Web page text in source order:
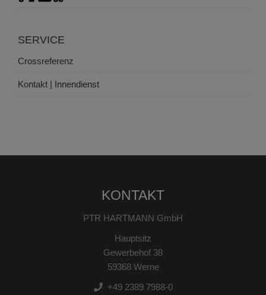
SERVICE
Crossreferenz
Kontakt | Innendienst
KONTAKT
PTR HARTMANN GmbH
Hauptsitz
Gewerbehof 38
59368 Werne
+49 2389 7988-0